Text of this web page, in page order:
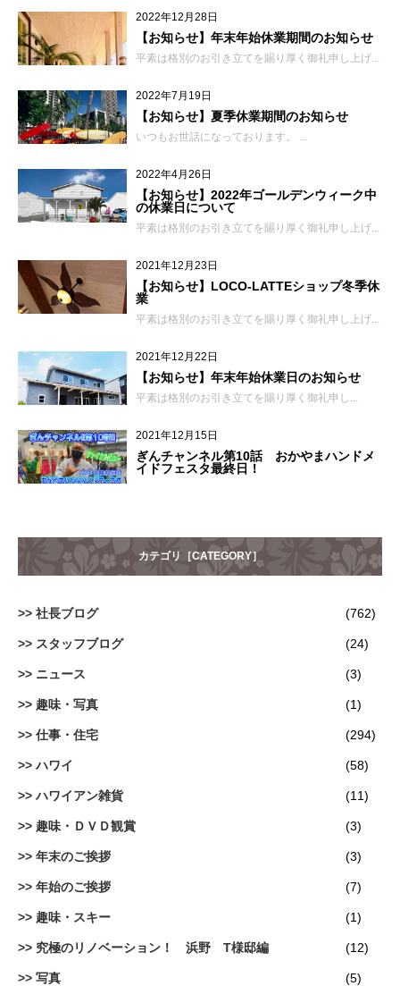
2022年12月28日
【お知らせ】年末年始休業期間のお知らせ
平素は格別のお引き立てを賜り厚く御礼申し上げ...
2022年7月19日
【お知らせ】夏季休業期間のお知らせ
いつもお世話になっております。 ...
2022年4月26日
【お知らせ】2022年ゴールデンウィーク中
の休業日について
平素は格別のお引き立てを賜り厚く御礼申し上げ...
2021年12月23日
【お知らせ】LOCO-LATTEショップ冬季休
業
平素は格別のお引き立てを賜り厚く御礼申し上げ...
2021年12月22日
【お知らせ】年末年始休業日のお知らせ
平素は格別のお引き立てを賜り厚く御礼申し...
2021年12月15日
ぎんチャンネル第10話 おかやまハンドメ
イドフェスタ最終日！
カテゴリ［CATEGORY］
社長ブログ (762)
スタッフブログ (24)
ニュース (3)
趣味・写真 (1)
仕事・住宅 (294)
ハワイ (58)
ハワイアン雑貨 (11)
趣味・ＤＶＤ観賞 (3)
年末のご挨拶 (3)
年始のご挨拶 (7)
趣味・スキー (1)
究極のリノベーション！ 浜野 T様邸編 (12)
写真 (5)